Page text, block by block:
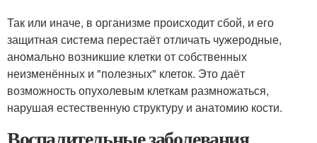
Так или иначе, в организме происходит сбой, и его
защитная система перестаёт отличать чужеродные,
аномально возникшие клетки от собственных
неизменённых и "полезных" клеток. Это даёт
возможность опухолевым клеткам размножаться,
нарушая естественную структуру и анатомию кости.